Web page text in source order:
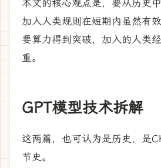
本文的核心观点是，要从历史
加入人类规则在短期内虽然有
要算力得到突破，加入的人类
重。
GPT模型技术拆解
这两篇，也可认为是历史，是
节史。